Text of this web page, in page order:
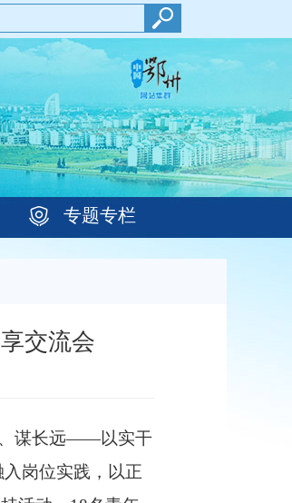
专题专栏
交流会
、谋长远——以实干
岗位实践，以正